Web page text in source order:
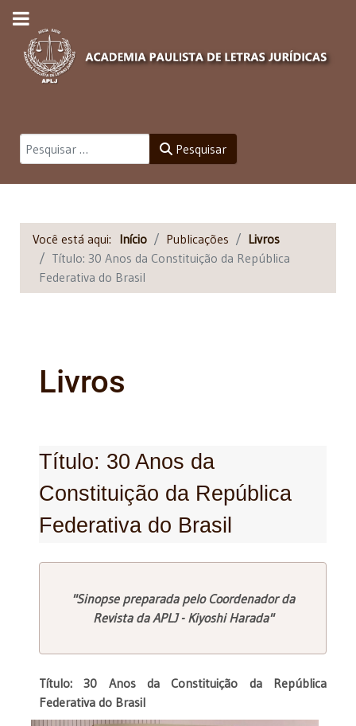
Pesquisar Pesquisar
Você está aqui: Início Publicações
Livros
Título: 30 Anos da Constituição da República
Federativa do Brasil
Livros
Título: 30 Anos da
Constituição da República
Federativa do Brasil
"Sinopse preparada pelo Coordenador da
Revista da APLJ - Kiyoshi Harada"
Título: 30 Anos da Constituição da República
Federativa do Brasil